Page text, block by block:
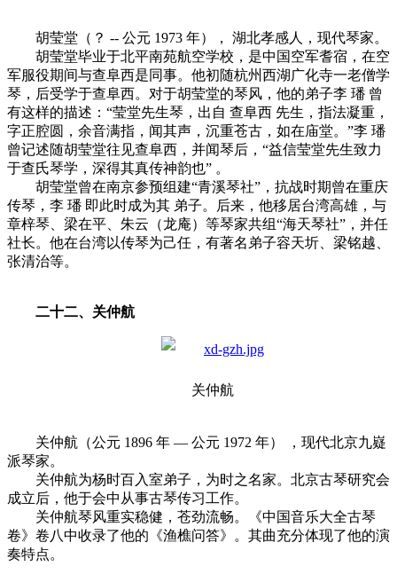
胡莹堂（？ -- 公元 1973 年）， 湖北孝感人，现代琴家。
胡莹堂毕业于北平南苑航空学校，是中国空军耆宿，在空
军服役期间与查阜西是同事。他初随杭州西湖广化寺一老僧学
琴，后受学于查阜西。对于胡莹堂的琴风，他的弟子李 璠 曾
有这样的描述：“莹堂先生琴，出自 查阜西 先生，指法凝重，
字正腔圆，余音满指，闻其声，沉重苍古，如在庙堂。”李 璠
曾记述随胡莹堂往见查阜西，并闻琴后，“益信莹堂先生致力
于查氏琴学，深得其真传神韵也” 。
胡莹堂曾在南京参预组建“青溪琴社”，抗战时期曾在重庆
传琴，李 璠 即此时成为其 弟子。后来，他移居台湾高雄，与
章梓琴、梁在平、朱云（龙庵）等琴家共组“海天琴社”，并任
社长。他在台湾以传琴为己任，有著名弟子容天圻、梁铭越、
张清治等。
二十二、关仲航
关仲航
关仲航（公元 1896 年 — 公元 1972 年） ，现代北京九嶷
派琴家。
关仲航为杨时百入室弟子，为时之名家。北京古琴研究会
成立后，他于会中从事古琴传习工作。
关仲航琴风重实稳健，苍劲流畅。《中国音乐大全古琴
卷》卷八中收录了他的《渔樵问答》。其曲充分体现了他的演
奏特点。